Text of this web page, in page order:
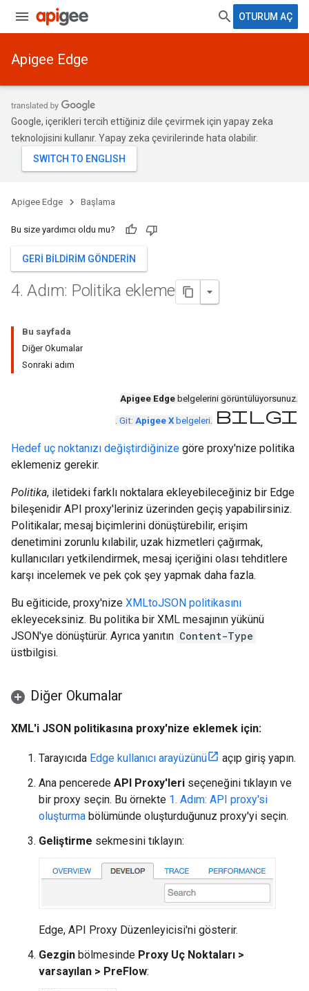
OTURUM AÇ
Apigee Edge
Google, içerikleri tercih ettiğiniz dile çevirmek için yapay zeka
teknolojisini kullanır. Yapay zeka çevirilerinde hata olabilir.
Apigee Edge Başlama
Bu size yardımcı oldu mu?
GERI BILDIRIM GÖNDERIN
4. Adım: Politika ekleme
Bu sayfada
Diğer Okumalar
Sonraki adım
Apigee Edge belgelerini görüntülüyorsunuz.
. Git: Apigee X belgeleri. bilgi
Hedef uç noktanızı değiştirdiğinize göre proxy'nize politika
eklemeniz gerekir.
Politika, iletideki farklı noktalara ekleyebileceğiniz bir Edge
bileşenidir API proxy'leriniz üzerinden geçiş yapabilirsiniz.
Politikalar; mesaj biçimlerini dönüştürebilir, erişim
denetimini zorunlu kılabilir, uzak hizmetleri çağırmak,
kullanıcıları yetkilendirmek, mesaj içeriğini olası tehditlere
karşı incelemek ve pek çok şey yapmak daha fazla.
Bu eğiticide, proxy'nize XMLtoJSON politikasını
ekleyeceksiniz. Bu politika bir XML mesajının yükünü
JSON'ye dönüştürür. Ayrıca yanıtın Content-Type
üstbilgisi.
Diğer Okumalar
XML'i JSON politikasına proxy'nize eklemek için:
Tarayıcıda Edge kullanıcı arayüzünü
açıp giriş yapın.
Ana pencerede API Proxy'leri seçeneğini tıklayın ve
bir proxy seçin. Bu örnekte 1. Adım: API proxy'si
oluşturma bölümünde oluşturduğunuz proxy'yi seçin.
Geliştirme sekmesini tıklayın:
Edge, API Proxy Düzenleyicisi'ni gösterir.
Gezgin bölmesinde Proxy Uç Noktaları >
varsayılan > PreFlow: